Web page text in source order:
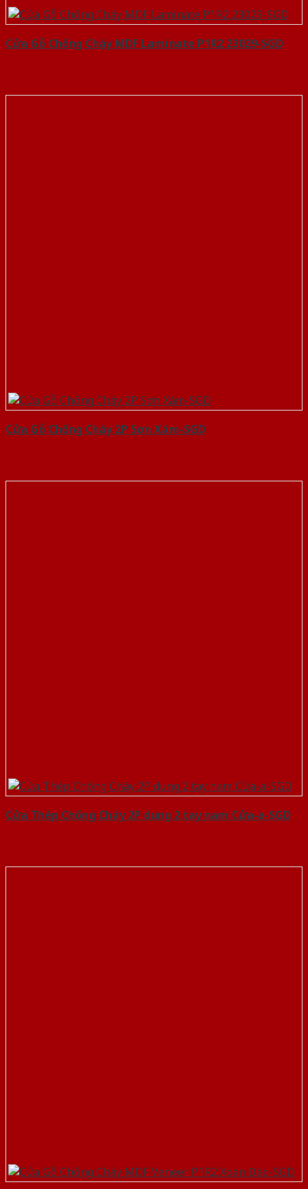
Cửa Gỗ Chống Cháy MDF Laminate P1R2 23029-SGD
Cửa Gỗ Chống Cháy 2P Sơn Xám-SGD
Cửa Thép Chống Cháy 2P dung 2 tay nam Cửa-a-SGD